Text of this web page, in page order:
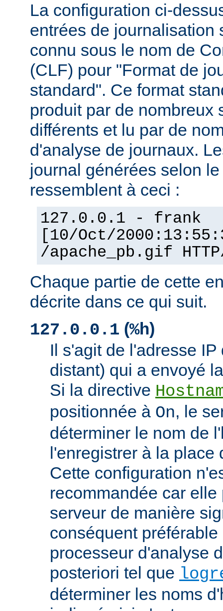
La configuration ci-
entrées de journalisation
connu sous le nom de
(CLF) pour "Format de
standard". Ce format
produit par de nombreux
différents et lu par de
d'analyse de journaux.
journal générées selon
ressemblent à ceci :
127.0.0.1 - frank
[10/Oct/
/apache_pb.gif
Chaque partie de cette
décrite dans ce qui suit.
127.0.0.1 (%h)
Il s'agit de l'adresse
distant) qui a envoyé
Si la directive
positionnée à On, le
déterminer le nom de
l'enregistrer à la place
Cette configuration
recommandée car
serveur de manière
conséquent
processeur d'analyse
posteriori tel que
déterminer les noms